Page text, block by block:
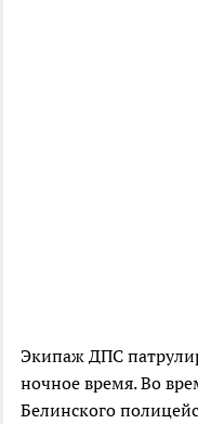
Экипаж ДПС
ночное время. Во
Белинского